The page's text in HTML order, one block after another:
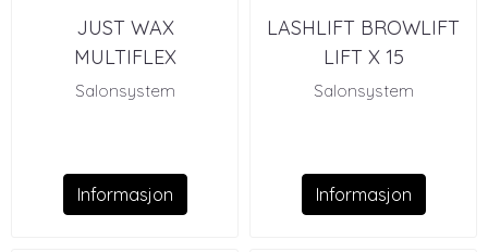
JUST WAX
MULTIFLEX
LAVENDER & ALOE
Salonsystem
Informasjon
LASHLIFT BROWLIFT
LIFT X 15
Salonsystem
Informasjon